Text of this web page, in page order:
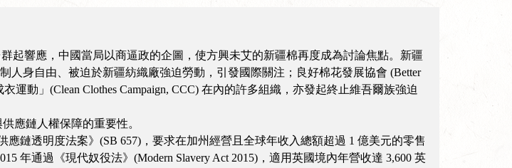
起響應，中國當局以商逼政的企圖，使方興未艾的新疆棉再度成為討論焦點。新疆
人身自由、被迫於新疆紡織廠強迫勞動，引發國際關注；良好棉花發展協會 (Better
動」(Clean Clothes Campaign, CCC) 在內的許多組織，亦發起終止維吾爾族強迫
應鏈人權保障的重要性。
鏈透明度法案》(SB 657)，要求在加州經營且全球年收入總額超過 1 億美元的零售
年通過《現代奴役法》(Modern Slavery Act 2015)，適用英國境內年營收達 3,600 英